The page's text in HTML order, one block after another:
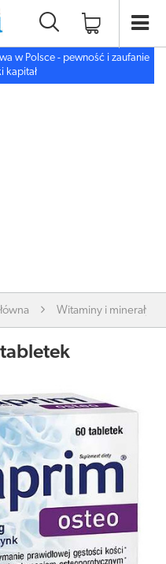
w Polsce - pewność i zaufanie
kapitał
Witaminy i minerały